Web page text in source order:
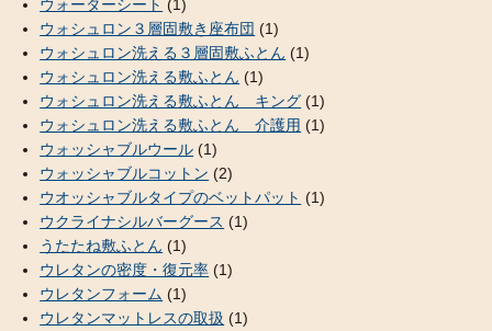
ウォーターシート (1)
ウォシュロン３層固敷き座布団 (1)
ウォシュロン洗える３層固敷ふとん (1)
ウォシュロン洗える敷ふとん (1)
ウォシュロン洗える敷ふとん キング (1)
ウォシュロン洗える敷ふとん 介護用 (1)
ウォッシャブルウール (1)
ウォッシャブルコットン (2)
ウオッシャブルタイプのベットパット (1)
ウクライナシルバーグース (1)
うたたね敷ふとん (1)
ウレタンの密度・復元率 (1)
ウレタンフォーム (1)
ウレタンマットレスの取扱 (1)